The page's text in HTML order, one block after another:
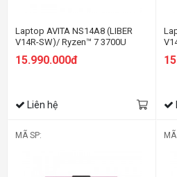
Laptop AVITA NS14A8 (LIBER
V14R-SW)/ Ryzen™ 7 3700U
15.990.000đ
Liên hệ
MÃ SP: